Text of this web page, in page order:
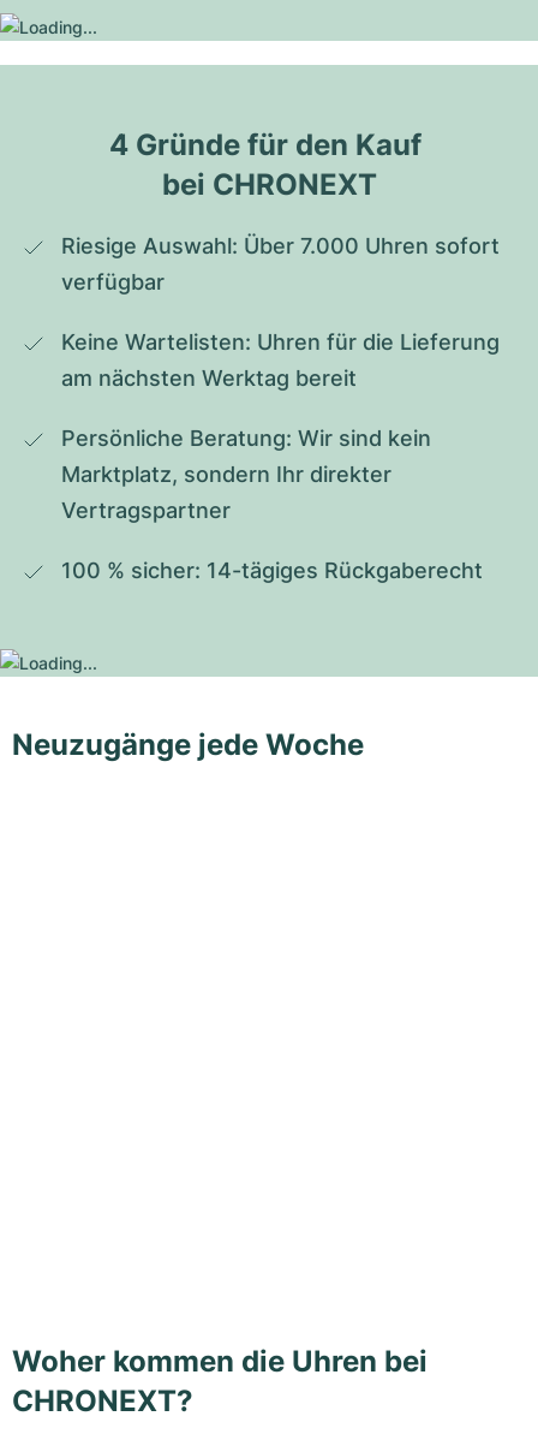
4 Gründe für den Kauf
bei CHRONEXT
Riesige Auswahl: Über 7.000 Uhren sofort
verfügbar
Keine Wartelisten: Uhren für die Lieferung
am nächsten Werktag bereit
Persönliche Beratung: Wir sind kein
Marktplatz, sondern Ihr direkter
Vertragspartner
100 % sicher: 14-tägiges Rückgaberecht
Neuzugänge jede Woche
Woher kommen die Uhren bei
CHRONEXT?